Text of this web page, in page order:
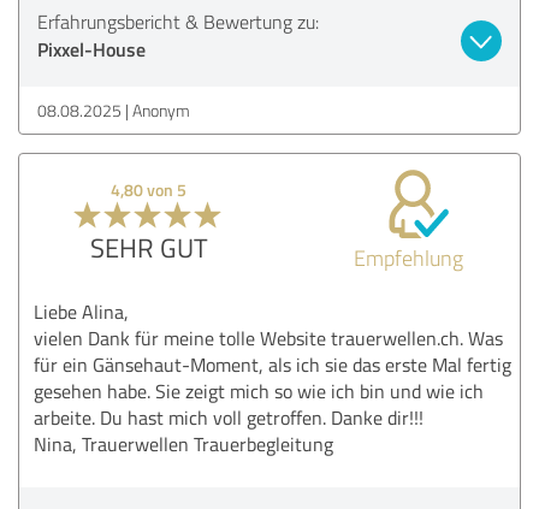
Erfahrungsbericht & Bewertung zu:
Pixxel-House
08.08.2025 Anonym
4,80 von 5
SEHR GUT Empfehlung
Liebe Alina,
vielen Dank für meine tolle Website trauerwellen.ch. Was
für ein Gänsehaut-Moment, als ich sie das erste Mal fertig
gesehen habe. Sie zeigt mich so wie ich bin und wie ich
arbeite. Du hast mich voll getroffen. Danke dir!!!
Nina, Trauerwellen Trauerbegleitung